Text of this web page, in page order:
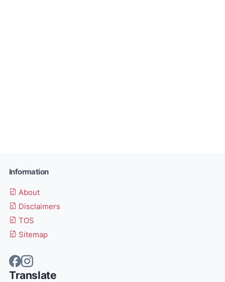
Information
About
Disclaimers
TOS
Sitemap
Translate